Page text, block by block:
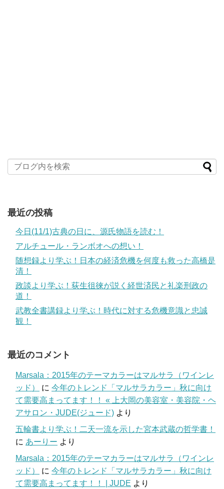
最近の投稿
今日(11/1)古典の日に、源氏物語を読む！
アルチュール・ランボオへの想い！
随想録より学ぶ！日本の経済危機を何度も救った高橋是
清！
政談より学ぶ！荻生徂徠が説く経世済民と礼楽刑政の
道！
武教全書講録より学ぶ！時代に対する危機意識と忠誠
観！
最近のコメント
Marsala：2015年のテーマカラーはマルサラ（ワインレ
ッド）
に 今年のトレンド「マルサラカラー」秋に向け
て需要高まってます！！ « 上大岡の美容室・美容院・ヘ
アサロン・JUDE(ジュード) より
五輪書より学ぶ！二天一流を示した宮本武蔵の哲学書！
に あーりー より
Marsala：2015年のテーマカラーはマルサラ（ワインレ
ッド）
に 今年のトレンド「マルサラカラー」秋に向け
て需要高まってます！！ | JUDE より